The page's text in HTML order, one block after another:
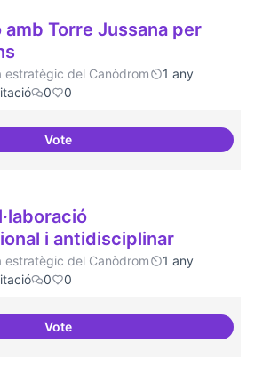
amb Torre Jussana per
estratègic del Canòdrom
1 any
0 0
VoteCol·laboració amb Torre
i antidisciplinar
estratègic del Canòdrom
1 any
0 0
VoteTallers de col·laboració